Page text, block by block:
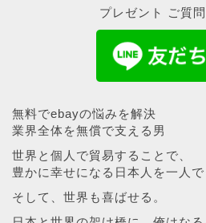
プレゼント ご質
無料でebayの悩みを解決
業界全体を無償で支える男
世界と個人で貿易することで、
豊かに幸せになる日本人を一人
そして、世界も喜ばせる。